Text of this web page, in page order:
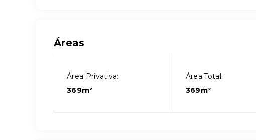
Áreas
Área Privativa:
369m²
Área Total:
369m²